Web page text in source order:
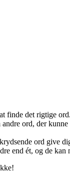
finde det rigtige ord.
ord, der kunne
ord give
end ét, og de kan